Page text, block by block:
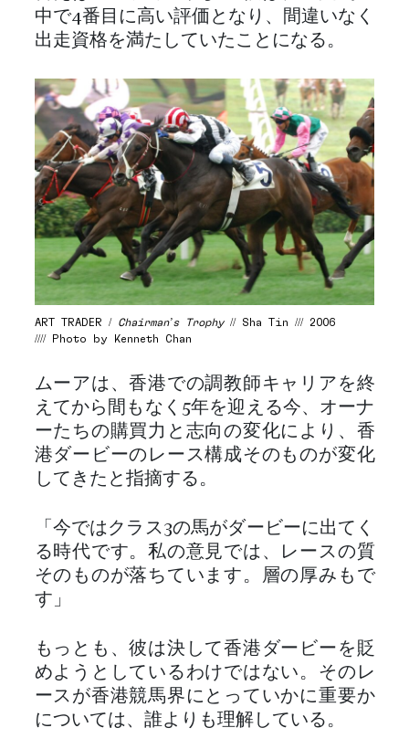
中で4番目に高い評価となり、間違いなく
出走資格を満たしていたことになる。
ART TRADER / Chairman’s Trophy// Sha Tin /// 2006
//// Photo by Kenneth Chan
ムーアは、香港での調教師キャリアを終
えてから間もなく5年を迎える今、オーナ
ーたちの購買力と志向の変化により、香
港ダービーのレース構成そのものが変化
してきたと指摘する。
「今ではクラス3の馬がダービーに出てく
る時代です。私の意見では、レースの質
そのものが落ちています。層の厚みもで
す」
もっとも、彼は決して香港ダービーを貶
めようとしているわけではない。そのレ
ースが香港競馬界にとっていかに重要か
については、誰よりも理解している。